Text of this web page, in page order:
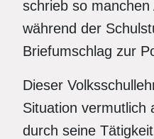
schrieb so manchen
während der
Briefumschlag zur
Dieser
Situation vermutlich
durch seine